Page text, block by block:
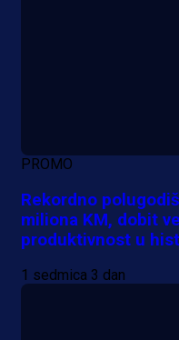
PROMO
Rekordno
miliona KM, dobit
produktivnost u
1 sedmica 3 dan